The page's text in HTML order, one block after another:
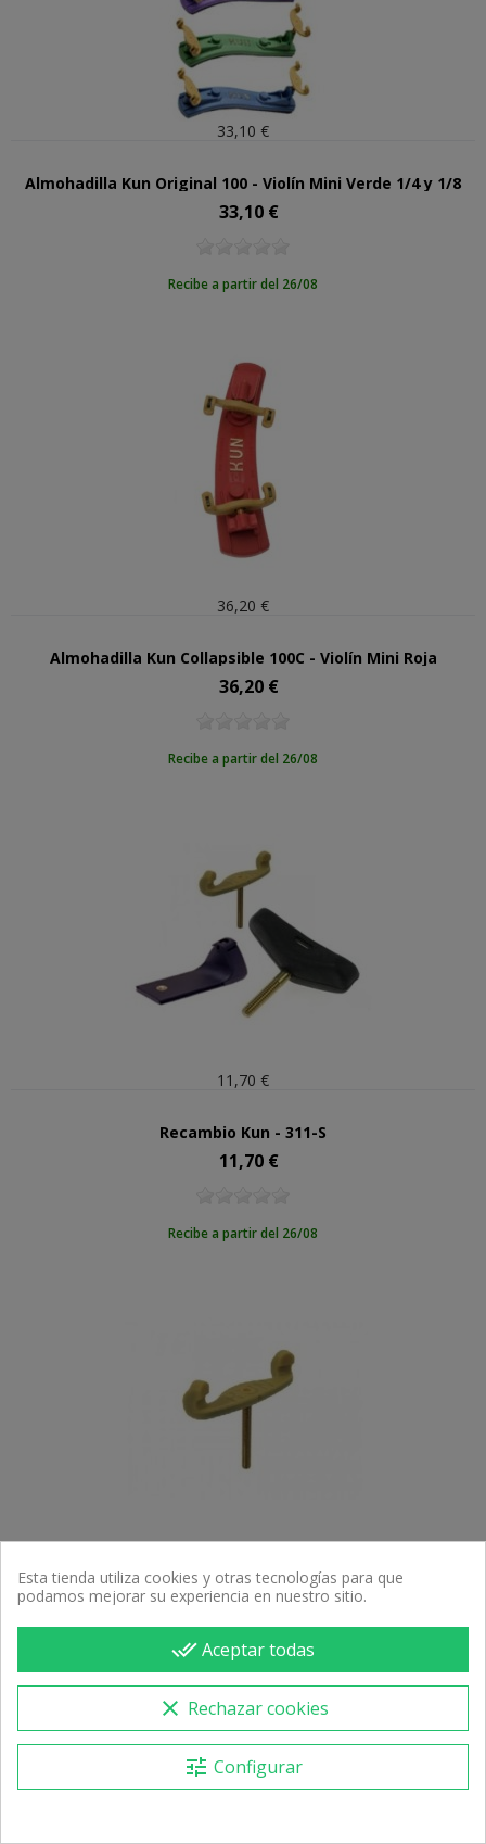
33,10 €
Almohadilla Kun Original 100 - Violín Mini Verde 1/4 y 1/8
Precio
33,10 €
Recibe a partir del 26/08
36,20 €
Almohadilla Kun Collapsible 100C - Violín Mini Roja
Precio
36,20 €
Recibe a partir del 26/08
11,70 €
Recambio Kun - 311-S
Precio
11,70 €
Recibe a partir del 26/08
Recambio Kun - Patilla Extra Larga 311-MXL
Recibe a partir del 26/08
Esta tienda utiliza cookies y otras tecnologías para que
podamos mejorar su experiencia en nuestro sitio.
done_allAceptar todas
clear Rechazar cookies
tune Configurar